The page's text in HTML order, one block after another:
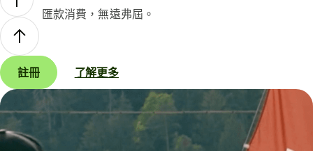
匯款消費，無遠弗屆。
註冊 了解更多